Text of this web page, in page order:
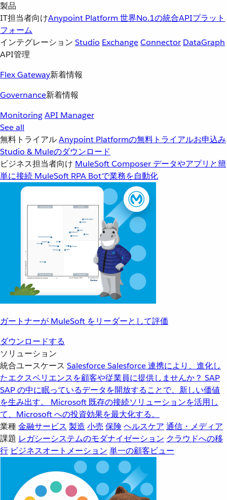
製品
IT担当者向けAnypoint Platform 世界No.1の統合APIプラット
フォーム
インテグレーション Studio ExchangeConnector DataGraph
API管理
Flex Gateway新着情報
Governance新着情報
MonitoringAPI Manager
See all
無料トライアルAnypoint Platformの無料トライアルお申込み
Studio & Muleのダウンロード
ビジネス担当者向け MuleSoft Composer データやアプリと簡
単に接続 MuleSoft RPA Botで業務を自動化
ガートナーが MuleSoft をリーダーとして評価
ダウンロードする
ソリューション
統合ユースケース SalesforceSalesforce 連携により、進化し
たエクスペリエンスを顧客や従業員に提供しませんか？ SAP
SAP の中に眠っているデータを開放することで、新しい価値
を生み出す。
Microsoft 既存の接続ソリューションを活用し
て、Microsoft への投資効果を最大化する。
業種金融サービス 製造 小売 保険 ヘルスケア 通信・メディア
課題 レガシーシステムのモダナイゼーション クラウドへの移
行 ビジネスオートメーション 単一の顧客ビュー